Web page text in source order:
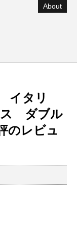
About
イタリ
ス ダブル
のレビュ